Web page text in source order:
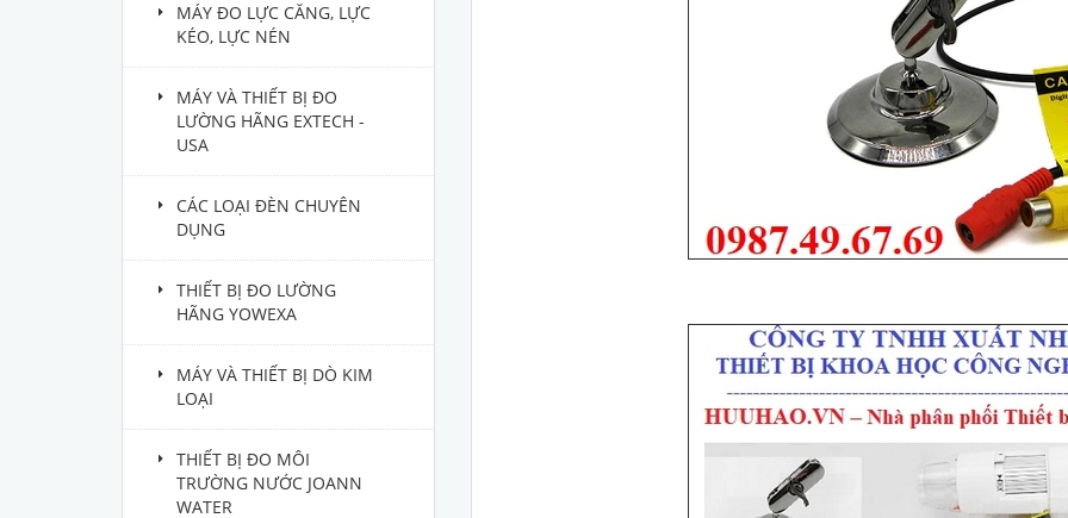
MÁY ĐO LỰC CĂNG, LỰC
KÉO, LỰC NÉN
MÁY VÀ THIẾT BỊ ĐO
LƯỜNG HÃNG EXTECH -
USA
CÁC LOẠI ĐÈN CHUYÊN
DỤNG
THIẾT BỊ ĐO LƯỜNG
HÃNG YOWEXA
MÁY VÀ THIẾT BỊ DÒ KIM
LOẠI
THIẾT BỊ ĐO MÔI
TRƯỜNG NƯỚC JOANN
WATER